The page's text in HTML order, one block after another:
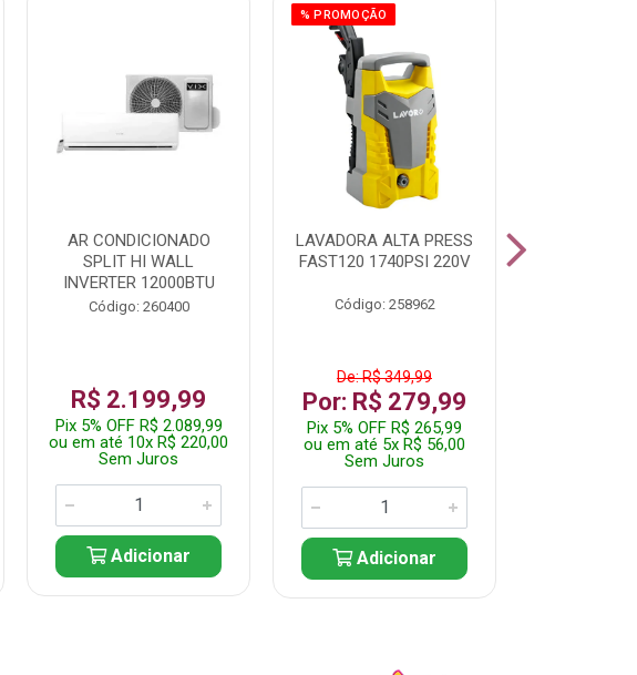
AR CONDICIONADO
SPLIT HI WALL
INVERTER 12000BTU
Código: 260400
R$ 2.199,99
Pix 5% OFF R$ 2.089,99
ou em até 10x R$ 220,00
Sem Juros
Adicionar
% PROMOÇÃO
LAVADORA ALTA PRESS
FAST120 1740PSI 220V
Código: 258962
De: R$ 349,99
Por: R$ 279,99
Pix 5% OFF R$ 265,99
ou em até 5x R$ 56,00
Sem Juros
Adicionar